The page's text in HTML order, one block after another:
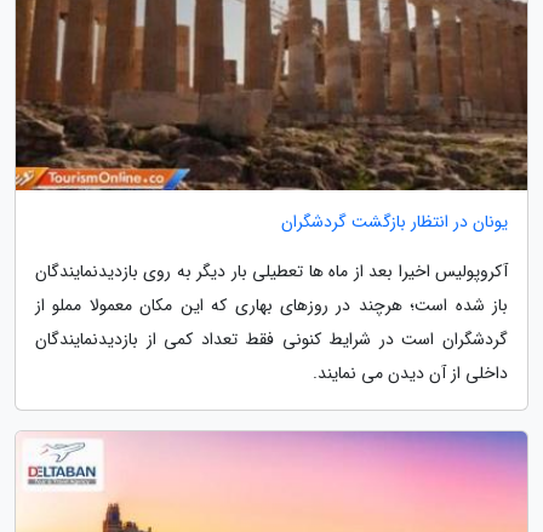
یونان در انتظار بازگشت گردشگران
آکروپولیس اخیرا بعد از ماه ها تعطیلی بار دیگر به روی بازدیدنمایندگان
باز شده است؛ هرچند در روزهای بهاری که این مکان معمولا مملو از
گردشگران است در شرایط کنونی فقط تعداد کمی از بازدیدنمایندگان
داخلی از آن دیدن می نمایند.